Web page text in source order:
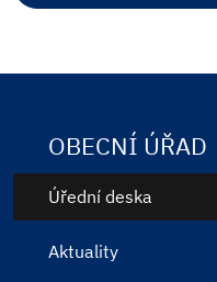
OBECNÍ ÚŘAD
Úřední deska
Aktuality